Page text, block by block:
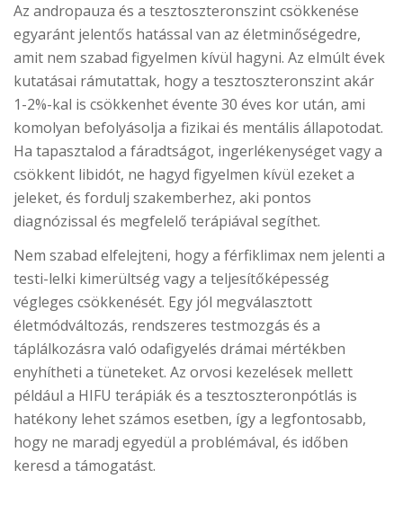
Az andropauza és a tesztoszteronszint csökkenése
egyaránt jelentős hatással van az életminőségedre,
amit nem szabad figyelmen kívül hagyni. Az elmúlt évek
kutatásai rámutattak, hogy a tesztoszteronszint akár
1-2%-kal is csökkenhet évente 30 éves kor után, ami
komolyan befolyásolja a fizikai és mentális állapotodat.
Ha tapasztalod a fáradtságot, ingerlékenységet vagy a
csökkent libidót, ne hagyd figyelmen kívül ezeket a
jeleket, és fordulj szakemberhez, aki pontos
diagnózissal és megfelelő terápiával segíthet.
Nem szabad elfelejteni, hogy a férfiklimax nem jelenti a
testi-lelki kimerültség vagy a teljesítőképesség
végleges csökkenését. Egy jól megválasztott
életmódváltozás, rendszeres testmozgás és a
táplálkozásra való odafigyelés drámai mértékben
enyhítheti a tüneteket. Az orvosi kezelések mellett
például a HIFU terápiák és a tesztoszteronpótlás is
hatékony lehet számos esetben, így a legfontosabb,
hogy ne maradj egyedül a problémával, és időben
keresd a támogatást.